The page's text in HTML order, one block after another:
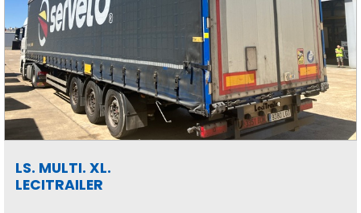
LS. MULTI. XL.
LECITRAILER